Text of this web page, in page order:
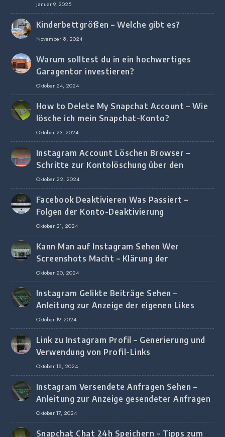
Januar 9, 2025
Kinderbettgrößen – Welche gibt es?
November 8, 2024
Warum solltest du in ein hochwertiges
Garagentor investieren?
Oktober 24, 2024
How to Delete My Snapchat Account – Wie
lösche ich mein Snapchat-Konto?
Oktober 23, 2024
Instagram Account Löschen Browser –
Schritte zur Kontolöschung über den
Browser
Oktober 22, 2024
Facebook Deaktivieren Was Passiert –
Folgen der Konto-Deaktivierung
Oktober 21, 2024
Kann Man auf Instagram Sehen Wer
Screenshots Macht – Klärung der
Screenshot-Erkennung
Oktober 20, 2024
Instagram Gelikte Beiträge Sehen –
Anleitung zur Anzeige der eigenen Likes
Oktober 19, 2024
Link zu Instagram Profil – Generierung und
Verwendung von Profil-Links
Oktober 18, 2024
Instagram Versendete Anfragen Sehen –
Anleitung zur Anzeige gesendeter Anfragen
Oktober 17, 2024
Snapchat Chat 24h Speichern – Tipps zum